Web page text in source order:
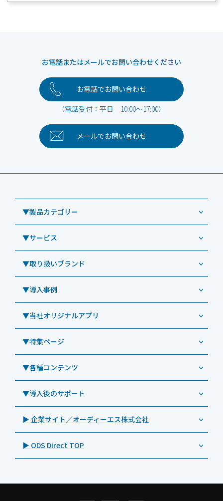
お電話またはメールでお問い合わせください
お電話でお問い合わせ
（電話受付：平日 10:00～17:00）
メールでお問い合わせ
▼製品カテゴリー
業務用タブレット
Windowsタブレット TW2A-NF9LTA
Windowsタブレット TW2A-N9LTA
Windowsタブレット TW2A-N9LT
Windowsタブレット TW2A-E9LT
Androidタブレット TA2C-NF8
Androidタブレット TA2C-NF8BL
Androidタブレット TA2C-CS8
Androidタブレット TA2C-CS8BL
Androidタブレット TA2C-DR94G
Androidタブレット TA2C-M8AC
Androidタブレット TA2C-M8
▼サービス
コールセンター
CRMシステム「カイゼンコール」
リペアサービス
教育機関向けiPad修理パック
社内ヘルプデスク代行サービス
教育機関向けiPad管理運用パック
教育機関向けICT支援ソリューション
教育機関向けネットワーク機器導入保守
キッティング
自治体向けDXソリューションサービス
法人向けiPad修理＆デバイス買取サービス
▼取り扱いブランド
ODS（オーディーエス）
LG（エルジー）
ViewSonic（ビューソニック）
PHILIPS（フィリップス）
DynaScan（ダイナスキャン）
SAMSUNG（サムスン）
Goodview（グッドビュー）
Cloudpoint（クラウドポイント）
BenQ（ベンキュー）
Magconn（マグコン）
BIAMP ／ Apart Audio（バイアンプ）
SpeakerCraft（スピーカークラフト）
▼導入事例
導入事例（業務用タブレット、デジタルサイネージほか）
事例：業務用タブレット端末
事例：業務用サイネージ・プロジェクター
事例：業務用オーディオ・その他AV機器
事例：サービス
▼当社オリジナルアプリ
業務効率化アプリ「NFCオプティマイザー」
サポート支援アプリ「ログ送信アプリ」
MDMアプリ「Tablet Control」
▼特集ページ
業務用タブレット
>特長1：USB Type-Aポート
>特長2：microHDMIポート
>特長3：AC常時給電タイプ
>飲食向けタブレット
>ホテル向けタブレット
▼各種コンテンツ
特集記事
製品カタログ
プレスリリース
製品写真
▼導入後のサポート
オーディーエスPCカスタマーセンター
▶ 企業サイト／オーディーエス株式会社
▶ ODS Direct TOP